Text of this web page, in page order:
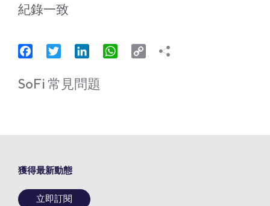
紀錄一致
FacebookTwitter LinkedInWhatsApp
Copy
SoFi 常見問題
獲得最新動態
立即訂閱